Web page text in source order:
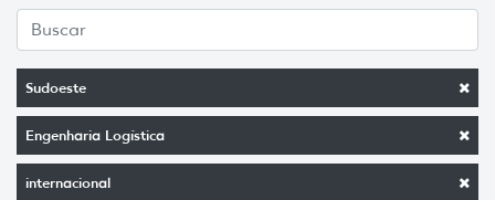
Sudoeste
Engenharia Logística
internacional